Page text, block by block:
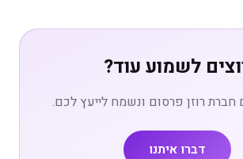
לשמוע עוד?
רוזן פרסום ונשמח לייעץ לכם.
דברו איתנו